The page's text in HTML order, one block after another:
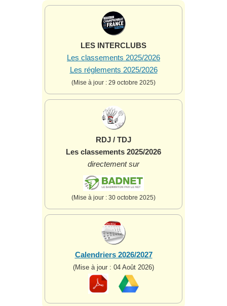
LES INTERCLUBS
Les classements 2025/2026
Les réglements 2025/2026
(Mise à jour : 29 octobre 2025)
RDJ / TDJ
Les classements 2025/2026
directement sur
(Mise à jour : 30 octobre 2025)
Calendriers 2026/2027
(Mise à jour : 04 Août 2026)